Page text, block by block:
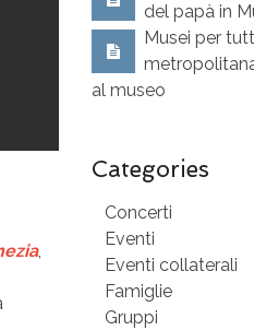
,
del papà in
Musei per
al museo
Categories
Concerti
Eventi
Eventi collaterali
Famiglie
Gruppi